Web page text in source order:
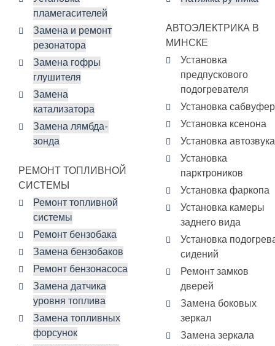
пламегасителей
Замена и ремонт
резонатора
Замена гофры
глушителя
Замена
катализатора
Замена лямбда-
зонда
РЕМОНТ ТОПЛИВНОЙ
СИСТЕМЫ
Ремонт топливной
системы
Ремонт бензобака
Замена бензобаков
Ремонт бензонасоса
Замена датчика
уровня топлива
Замена топливных
форсунок
АВТОЭЛЕКТРИКА В
МИНСКЕ
Установка
предпускового
подогревателя
Установка
Установка ксенона
Установка автозвука
Установка
парктроников
Установка фаркопа
Установка камеры
заднего вида
Установка
сидений
Ремонт замков
дверей
Замена боковых
зеркал
Замена зеркала